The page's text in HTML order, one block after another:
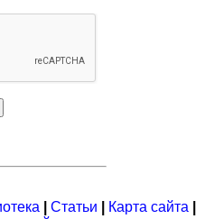
Статьи Карта сайта